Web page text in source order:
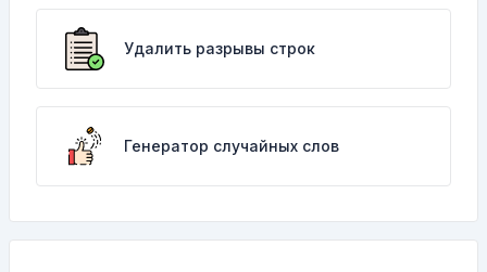
Удалить разрывы строк
Генератор случайных слов